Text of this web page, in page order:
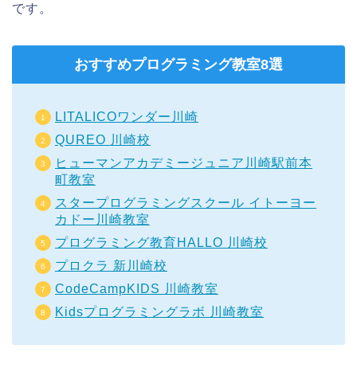
です。
おすすめプログラミング教室8選
LITALICOワンダー川崎
QUREO 川崎校
ヒューマンアカデミージュニア川崎駅前本
町教室
スタープログラミングスクール イトーヨー
カドー川崎教室
プログラミング教育HALLO 川崎校
プロクラ 新川崎校
CodeCampKIDS 川崎教室
Kidsプログラミングラボ 川崎教室